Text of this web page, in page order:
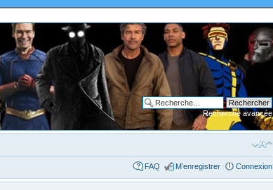
Recherche avancée
FAQ M’enregistrer Connexion